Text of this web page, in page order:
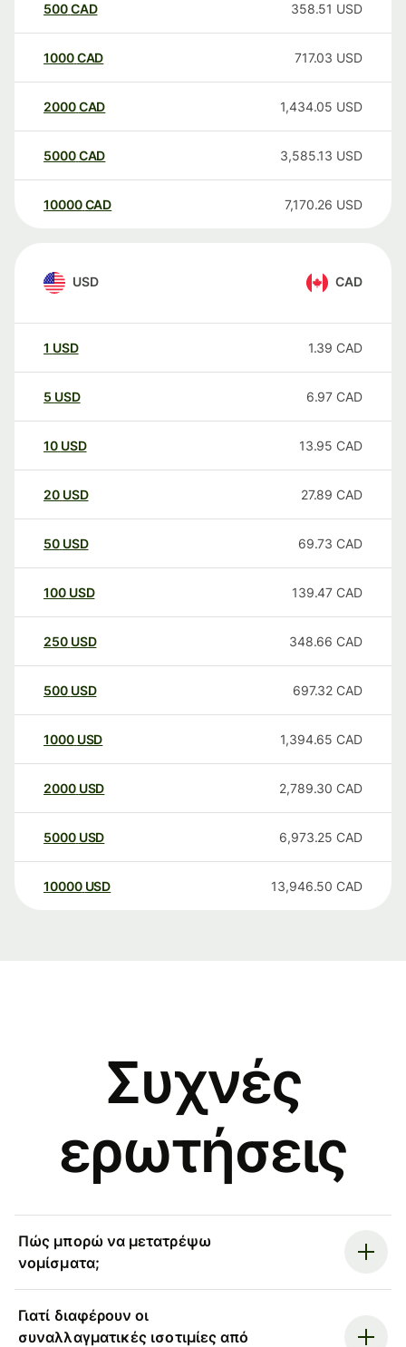
500CAD 358.51 USD
1000CAD 717.03 USD
2000CAD 1,434.05 USD
5000CAD 3,585.13 USD
10000 CAD 7,170.26 USD
USD CAD
1 USD 1.39 CAD
5 USD 6.97 CAD
10 USD 13.95 CAD
20 USD 27.89 CAD
50 USD 69.73 CAD
100 USD 139.47 CAD
250 USD 348.66 CAD
500 USD 697.32 CAD
1000 USD 1,394.65 CAD
2000 USD 2,789.30 CAD
5000 USD 6,973.25 CAD
10000 USD 13,946.50 CAD
Συχνές
ερωτήσεις
Πώς μπορώ να μετατρέψω
νομίσματα;
Γιατί διαφέρουν οι
συναλλαγματικές ισοτιμίες από